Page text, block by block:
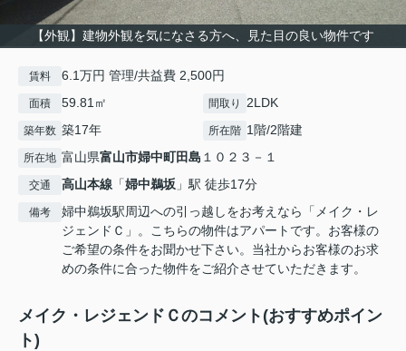
【外観】建物外観を気になさる方へ、見た目の良い物件です
賃料 6.1万円 管理/共益費 2,500円
面積 59.81㎡ 間取り 2LDK
築年数 築17年 所在階 1階/2階建
所在地 富山県富山市婦中町田島 １０２３－１
交通 高山本線 「婦中鵜坂 」駅 徒歩17分
備考
婦中鵜坂駅周辺への引っ越しをお考えなら「メイク・レ
ジェンドＣ」。こちらの物件はアパートです。お客様の
ご希望の条件をお聞かせ下さい。当社からお客様のお求
めの条件に合った物件をご紹介させていただきます。
メイク・レジェンドＣのコメント(おすすめポイン
ト)